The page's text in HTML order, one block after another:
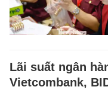
Lãi suất ngân
Vietcombank,